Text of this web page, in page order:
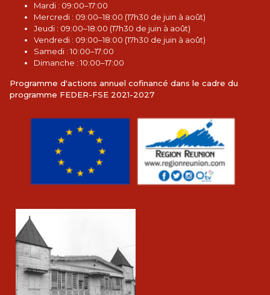
Mardi : 09:00–17:00
Mercredi : 09:00–18:00 (17h30 de juin à août)
Jeudi : 09:00–18:00 (17h30 de juin à août)
Vendredi : 09:00–18:00 (17h30 de juin à août)
Samedi : 10:00–17:00
Dimanche : 10:00–17:00
Programme d'actions annuel cofinancé dans le cadre du
programme FEDER-FSE 2021-2027